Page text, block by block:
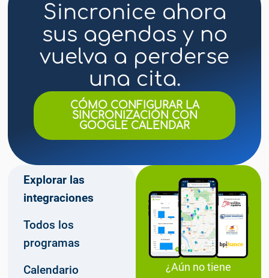
Explorar las
integraciones
Todos los
programas
Calendario
¿Aún no tiene
Sincronice ahora
sus agendas y no
vuelva a perderse
una cita.
CÓMO CONFIGURAR LA
SINCRONIZACIÓN CON
GOOGLE CALENDAR